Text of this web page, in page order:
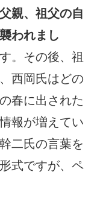
親、祖父の自
われまし
。その後、祖
西岡氏はどの
春に出された
報が増えてい
二氏の言葉を
式ですが、ペ